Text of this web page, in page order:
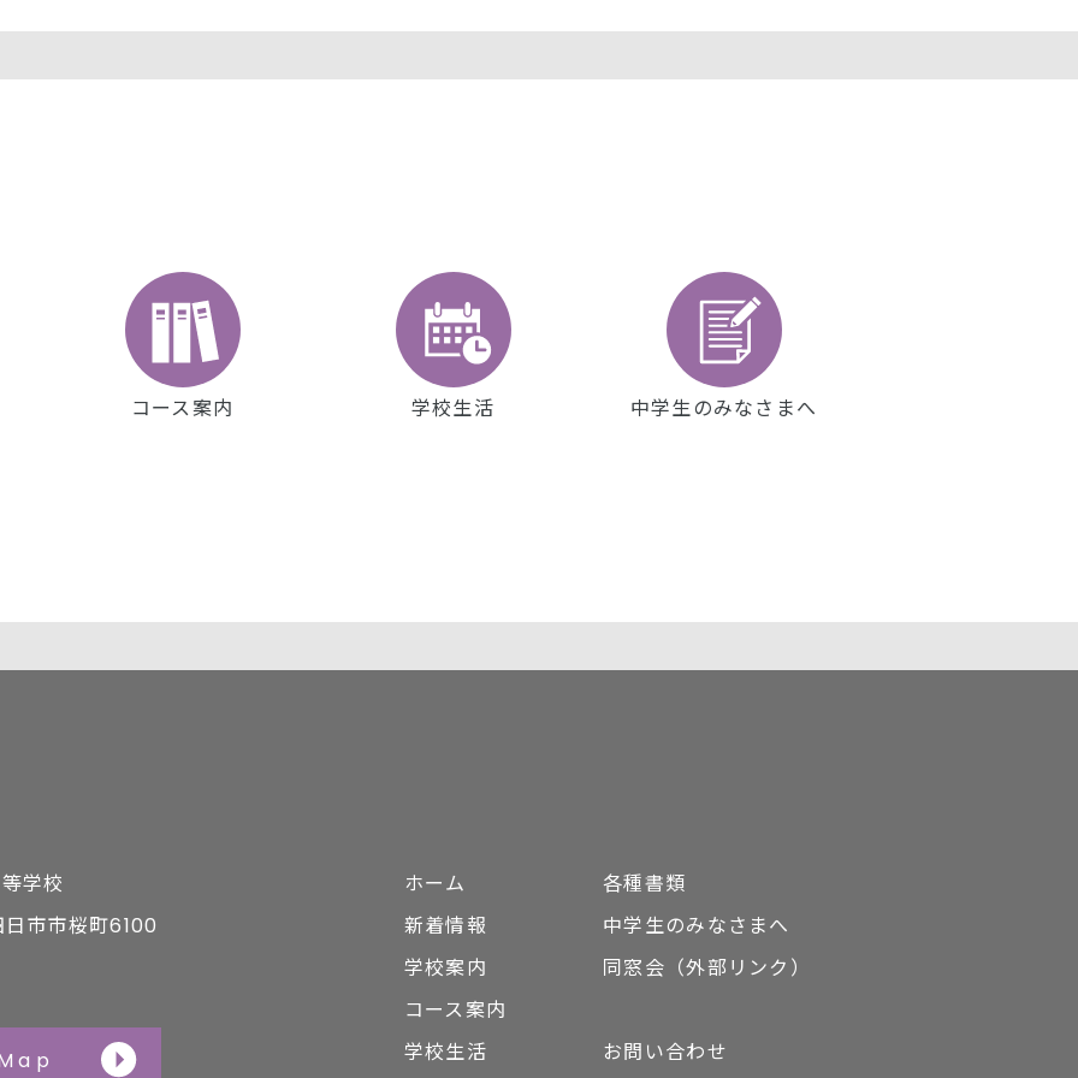
コース案内 学校生活 中学生のみなさまへ
学校
日市市桜町6100
ホーム
新着情報
学校案内
コース案内
学校生活
各種書類
中学生のみなさまへ
同窓会（外部リンク）
お問い合わせ